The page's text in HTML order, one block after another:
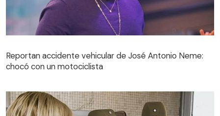
Reportan accidente vehicular de José Antonio Neme:
chocó con un motociclista